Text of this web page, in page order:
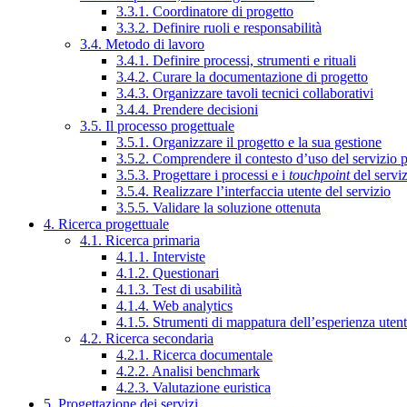
3.3.1. Coordinatore di progetto
3.3.2. Definire ruoli e responsabilità
3.4. Metodo di lavoro
3.4.1. Definire processi, strumenti e rituali
3.4.2. Curare la documentazione di progetto
3.4.3. Organizzare tavoli tecnici collaborativi
3.4.4. Prendere decisioni
3.5. Il processo progettuale
3.5.1. Organizzare il progetto e la sua gestione
3.5.2. Comprendere il contesto d’uso del servizio
3.5.3. Progettare i processi e i touchpointdel
3.5.4. Realizzare l’interfaccia utente del servizio
3.5.5. Validare la soluzione ottenuta
4. Ricerca progettuale
4.1. Ricerca primaria
4.1.1. Interviste
4.1.2. Questionari
4.1.3. Test di usabilità
4.1.4. Web analytics
4.1.5. Strumenti di mappatura dell’esperienza
4.2. Ricerca secondaria
4.2.1. Ricerca documentale
4.2.2. Analisi benchmark
4.2.3. Valutazione euristica
5. Progettazione dei servizi